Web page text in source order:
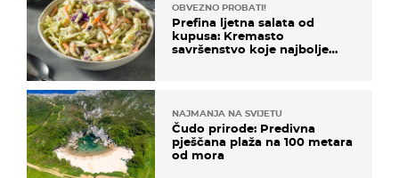
OBVEZNO PROBATI!
Prefina ljetna salata od
kupusa: Kremasto
savršenstvo koje najbolje
NAJMANJA NA SVIJETU
Čudo prirode: Predivna
pješčana plaža na 100 metara
od mora